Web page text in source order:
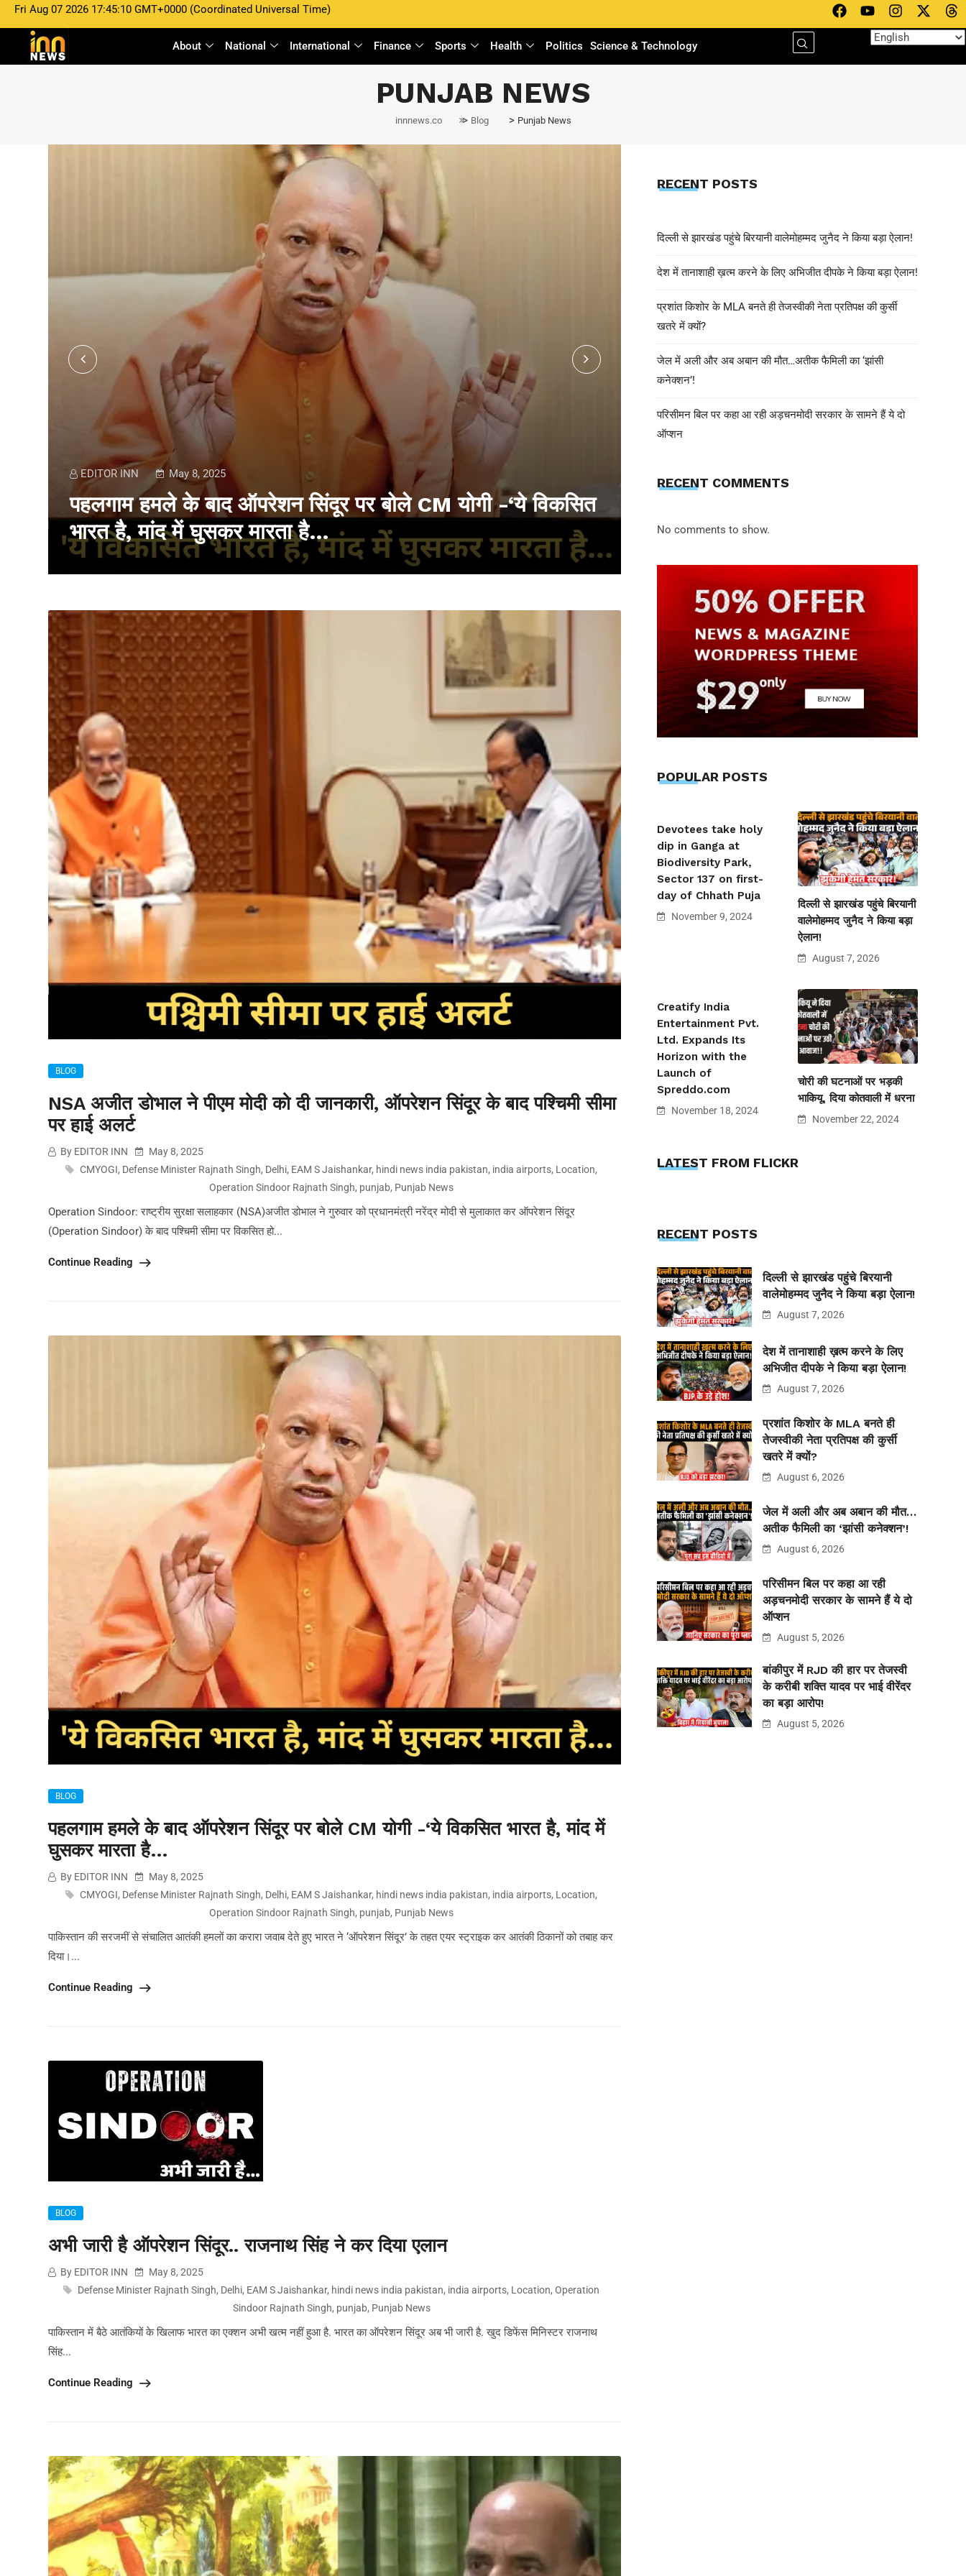
Fri Aug 07 2026 17:45:10 GMT+0000 (Coordinated Universal Time)
About National International Finance Sports Health Politics Science & Technology
PUNJAB NEWS
innnews.co > Blog > Punjab News
EDITOR INN May 8, 2025
पहलगाम हमले के बाद ऑपरेशन सिंदूर पर बोले CM योगी -‘ये विकसित
भारत है, मांद में घुसकर मारता है…
EDITOR INN May 8, 2025
BLOG
NSA अजीत डोभाल ने पीएम मोदी को दी जानकारी, ऑपरेशन सिंदूर के बाद पश्चिमी सीमा
पर हाई अलर्ट
By EDITOR INN
May 8, 2025
CMYOGI, Defense Minister Rajnath Singh, Delhi, EAM S Jaishankar, hindi news india pakistan, india airports, Location,
Operation Sindoor Rajnath Singh, punjab, Punjab News
Operation Sindoor: राष्ट्रीय सुरक्षा सलाहकार (NSA)अजीत डोभाल ने गुरुवार को प्रधानमंत्री नरेंद्र मोदी से मुलाकात कर ऑपरेशन सिंदूर
(Operation Sindoor) के बाद पश्चिमी सीमा पर विकसित हो...
Continue Reading
BLOG
पहलगाम हमले के बाद ऑपरेशन सिंदूर पर बोले CM योगी -‘ये विकसित भारत है, मांद में
घुसकर मारता है…
By EDITOR INN
May 8, 2025
CMYOGI, Defense Minister Rajnath Singh, Delhi, EAM S Jaishankar, hindi news india pakistan, india airports, Location,
Operation Sindoor Rajnath Singh, punjab, Punjab News
पाकिस्तान की सरजमीं से संचालित आतंकी हमलों का करारा जवाब देते हुए भारत ने ‘ऑपरेशन सिंदूर’ के तहत एयर स्ट्राइक कर आतंकी ठिकानों को तबाह कर
दिया।...
Continue Reading
BLOG
अभी जारी है ऑपरेशन सिंदूर.. राजनाथ सिंह ने कर दिया एलान
By EDITOR INN
May 8, 2025
Defense Minister Rajnath Singh, Delhi, EAM S Jaishankar, hindi news india pakistan, india airports, Location,Operation
Sindoor Rajnath Singh, punjab, Punjab News
पाकिस्तान में बैठे आतंकियों के खिलाफ भारत का एक्शन अभी खत्म नहीं हुआ है. भारत का ऑपरेशन सिंदूर अब भी जारी है. खुद डिफेंस मिनिस्टर राजनाथ
सिंह...
Continue Reading
RECENT POSTS
दिल्ली से झारखंड पहुंचे बिरयानी वालेमोहम्मद जुनैद ने किया बड़ा ऐलान!
देश में तानाशाही ख़त्म करने के लिए अभिजीत दीपके ने किया बड़ा ऐलान!
प्रशांत किशोर के MLA बनते ही तेजस्वीकी नेता प्रतिपक्ष की कुर्सी
खतरे में क्यों?
जेल में अली और अब अबान की मौत…अतीक फैमिली का ‘झांसी
कनेक्शन’!
परिसीमन बिल पर कहा आ रही अड़चनमोदी सरकार के सामने हैं ये दो
ऑप्शन
RECENT COMMENTS
No comments to show.
POPULAR POSTS
Devotees take holy
dip in Ganga at
Biodiversity Park,
Sector 137 on first-
day of Chhath Puja
November 9, 2024
दिल्ली से झारखंड पहुंचे बिरयानी
वालेमोहम्मद जुनैद ने किया बड़ा
ऐलान!
August 7, 2026
Creatify India
Entertainment Pvt.
Ltd. Expands Its
Horizon with the
Launch of
Spreddo.com
November 18, 2024
चोरी की घटनाओं पर भड़की
भाकियू, दिया कोतवाली में धरना
November 22, 2024
LATEST FROM FLICKR
RECENT POSTS
दिल्ली से झारखंड पहुंचे बिरयानी
वालेमोहम्मद जुनैद ने किया बड़ा ऐलान!
August 7, 2026
देश में तानाशाही ख़त्म करने के लिए
अभिजीत दीपके ने किया बड़ा ऐलान!
August 7, 2026
प्रशांत किशोर के MLA बनते ही
तेजस्वीकी नेता प्रतिपक्ष की कुर्सी
खतरे में क्यों?
August 6, 2026
जेल में अली और अब अबान की मौत…
अतीक फैमिली का ‘झांसी कनेक्शन’!
August 6, 2026
परिसीमन बिल पर कहा आ रही
अड़चनमोदी सरकार के सामने हैं ये दो
ऑप्शन
August 5, 2026
बांकीपुर में RJD की हार पर तेजस्वी
के करीबी शक्ति यादव पर भाई वीरेंदर
का बड़ा आरोप!
August 5, 2026